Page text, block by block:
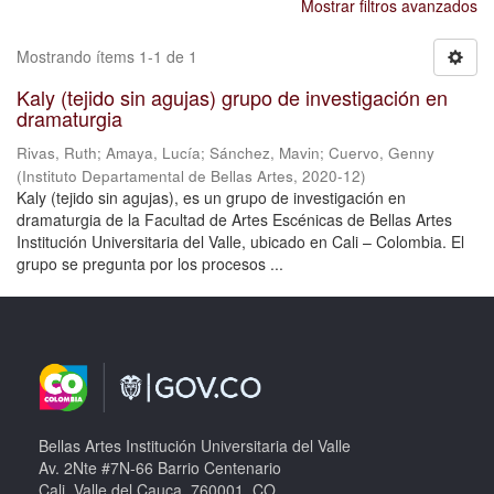
Mostrar filtros avanzados
Mostrando ítems 1-1 de 1
Kaly (tejido sin agujas) grupo de investigación en
dramaturgia
Rivas, Ruth; Amaya, Lucía; Sánchez, Mavin; Cuervo, Genny
(Instituto Departamental de Bellas Artes, 2020-12)
Kaly (tejido sin agujas), es un grupo de investigación en
dramaturgia de la Facultad de Artes Escénicas de Bellas Artes
Institución Universitaria del Valle, ubicado en Cali – Colombia. El
grupo se pregunta por los procesos ...
Bellas Artes Institución Universitaria del Valle
Av. 2Nte #7N-66 Barrio Centenario
Cali, Valle del Cauca, 760001, CO